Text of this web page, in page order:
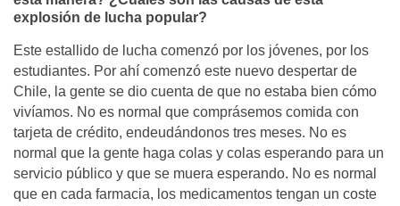
explosión de lucha popular?
Este estallido de lucha comenzó por los jóvenes, por los
estudiantes. Por ahí comenzó este nuevo despertar de
Chile, la gente se dio cuenta de que no estaba bien cómo
vivíamos. No es normal que comprásemos comida con
tarjeta de crédito, endeudándonos tres meses. No es
normal que la gente haga colas y colas esperando para un
servicio público y que se muera esperando. No es normal
que en cada farmacia, los medicamentos tengan un coste